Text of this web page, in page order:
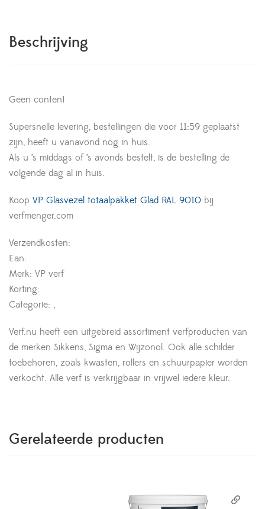
Beschrijving
Geen content
Supersnelle levering, bestellingen die voor 11:59 geplaatst
zijn, heeft u vanavond nog in huis.
Als u ’s middags of ’s avonds bestelt, is de bestelling de
volgende dag al in huis.
Koop VP Glasvezel totaalpakket Glad RAL 9010 bij
verfmenger.com
Verzendkosten:
Ean:
Merk: VP verf
Korting:
Categorie: ,
Verf.nu heeft een uitgebreid assortiment verfproducten van
de merken Sikkens, Sigma en Wijzonol. Ook alle schilder
toebehoren, zoals kwasten, rollers en schuurpapier worden
verkocht. Alle verf is verkrijgbaar in vrijwel iedere kleur.
Gerelateerde producten